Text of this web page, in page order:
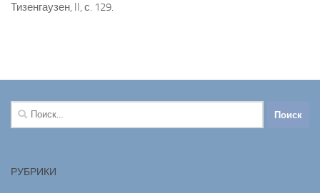
Тизенгаузен, II, с. 129.
Найти:
РУБРИКИ